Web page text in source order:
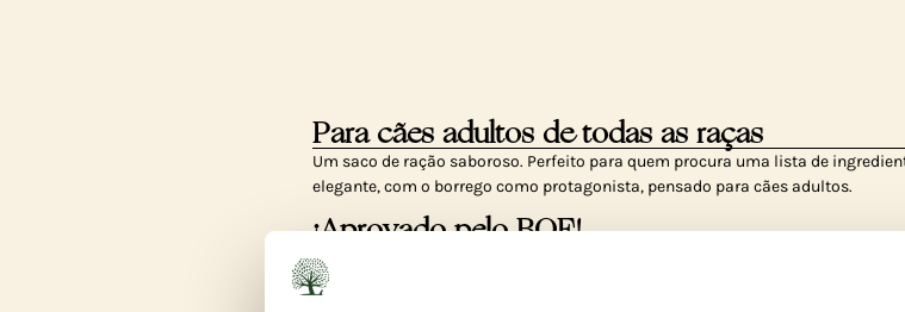
Para cães adultos de todas as raças
Um saco de ração saboroso. Perfeito para quem procura uma lista de
elegante, com o borrego como protagonista, pensado para cães adultos.
¡Aprovado pelo BOF!
O nosso melhor ESTATE LIVING não contém cereais e ajuda a manter níveis de
sangue estáveis, para que o seu cão esteja sempre no seu melhor estado.